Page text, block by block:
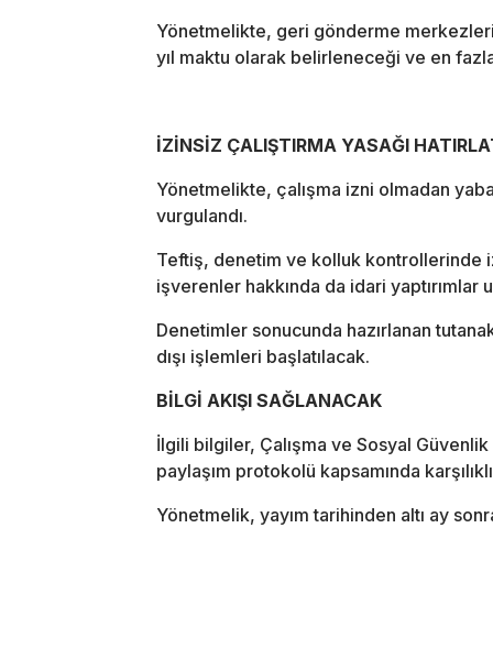
Yönetmelikte, geri gönderme
yıl maktu olarak belirleneceği ve en
İZİNSİZ ÇALIŞTIRMA YASAĞI
Yönetmelikte, çalışma izni olmadan
vurgulandı.
Teftiş, denetim ve kolluk kontrollerinde
işverenler hakkında da idari yaptırımlar
Denetimler sonucunda hazırlanan
dışı işlemleri başlatılacak.
BİLGİ AKIŞI SAĞLANACAK
İlgili bilgiler, Çalışma ve Sosyal Güvenlik
paylaşım protokolü kapsamında
Yönetmelik, yayım tarihinden altı ay